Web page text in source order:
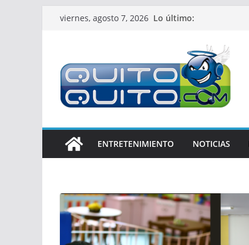
Saltarviernes, agosto 7, 2026 Lo último:
ENTRETENIMIENTO NOTICIAS